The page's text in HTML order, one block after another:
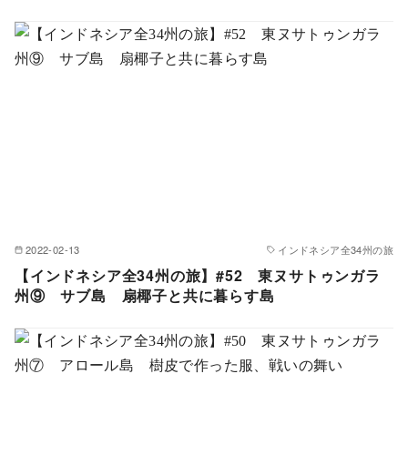
2022-02-13 インドネシア全34州の旅
【インドネシア全34州の旅】#52 東ヌサトゥンガラ
州⑨ サブ島 扇椰子と共に暮らす島